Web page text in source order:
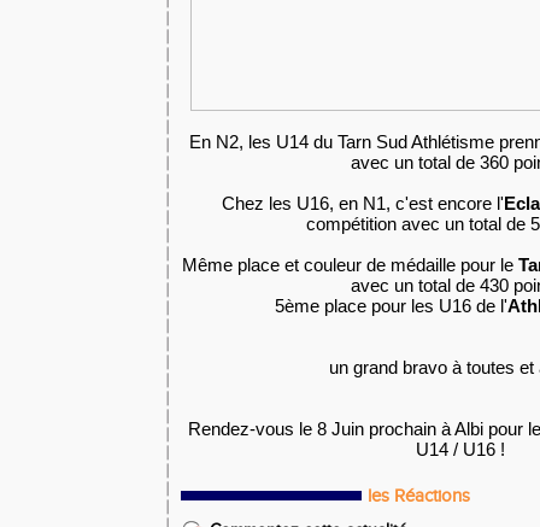
En N2, les U14 du Tarn Sud Athlétisme
avec un total de 360
Chez les U16, en N1, c'est encore l'
compétition avec un total de
Même place et couleur de médaille pour le
avec un total de 430
5ème place pour les U16 de l'
un grand bravo à toutes et
Rendez-vous le 8 Juin prochain à Albi pour
U14 / U16 !
les Réactions